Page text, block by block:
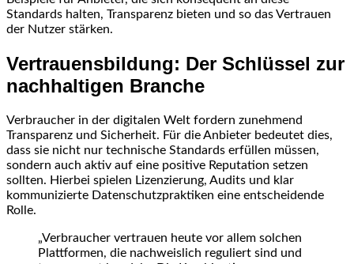
Standards halten, Transparenz bieten und so das Vertrauen
der Nutzer stärken.
Vertrauensbildung: Der Schlüssel zur
nachhaltigen Branche
Verbraucher in der digitalen Welt fordern zunehmend
Transparenz und Sicherheit. Für die Anbieter bedeutet dies,
dass sie nicht nur technische Standards erfüllen müssen,
sondern auch aktiv auf eine positive Reputation setzen
sollten. Hierbei spielen Lizenzierung, Audits und klar
kommunizierte Datenschutzpraktiken eine entscheidende
Rolle.
„Verbraucher vertrauen heute vor allem solchen
Plattformen, die nachweislich reguliert sind und